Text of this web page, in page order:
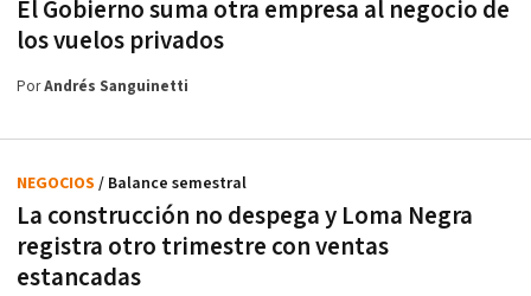
El Gobierno suma otra empresa al negocio de
los vuelos privados
PorAndrés Sanguinetti
La construcción no despega y Loma Negra
registra otro trimestre con ventas
estancadas
NEGOCIOS / Balance semestral